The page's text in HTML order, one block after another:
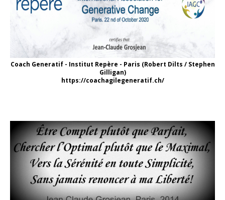
Coach Generatif - Institut Repère - Paris (Robert Dilts / Stephen
Gilligan)
https://coachagilegeneratif.ch/